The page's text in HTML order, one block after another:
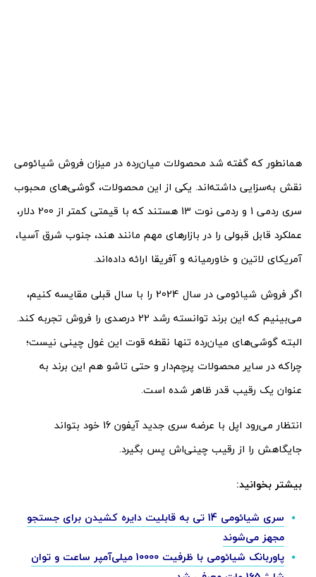
همانطور که گفته شد محصولات میان‌رده در میزان فروش شیائومی
نقش به‌سزایی داشته‌اند. یکی از این محصولات، گوشی‌های محبوب
سری ردمی 1 و ردمی نوت 13 هستند که با قیمتی کمتر از 200 دلار،
عملکرد قابل قبولی را در بازارهای مهم مانند هند، جنوب شرق آسیا،
آمریکای لاتین و خاورمیانه و آفریقا ارائه داده‌اند.
اگر فروش شیائومی در سال 2024 را با سال قبلی مقایسه کنیم،
می‌بینیم که این برند توانسته رشد 22 درصدی را فروش تجربه کند.
البته گوشی‌های میان‌رده تنها نقطه قوت این غول چینی نیست؛
چراکه در سایر محصولات پرچم‌دار و حتی تاشو هم این برند به
عنوان یک رقیب قدر ظاهر شده است.
انتظار می‌رود اپل با عرضه سری جدید آیفون 16 خود بتواند
جایگاهش را از رقیب چینی‌اش پس بگیرد.
بیشتر بخوانید:
سری شیائومی 14 تی به قابلیت دایره کشیدن برای جستجو
مجهز می‌شوند
پاوربانک شیائومی با ظرفیت 10000 میلی‌آمپر ساعت و توان